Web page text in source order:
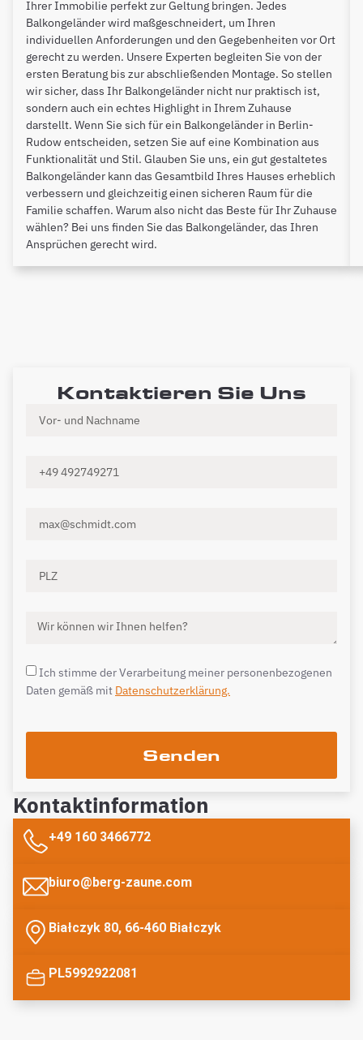
Ihrer Immobilie perfekt zur Geltung bringen. Jedes
Balkongeländer wird maßgeschneidert, um Ihren
individuellen Anforderungen und den Gegebenheiten vor Ort
gerecht zu werden. Unsere Experten begleiten Sie von der
ersten Beratung bis zur abschließenden Montage. So stellen
wir sicher, dass Ihr Balkongeländer nicht nur praktisch ist,
sondern auch ein echtes Highlight in Ihrem Zuhause
darstellt. Wenn Sie sich für ein Balkongeländer in Berlin-
Rudow entscheiden, setzen Sie auf eine Kombination aus
Funktionalität und Stil. Glauben Sie uns, ein gut gestaltetes
Balkongeländer kann das Gesamtbild Ihres Hauses erheblich
verbessern und gleichzeitig einen sicheren Raum für die
Familie schaffen. Warum also nicht das Beste für Ihr Zuhause
wählen? Bei uns finden Sie das Balkongeländer, das Ihren
Ansprüchen gerecht wird.
Kontaktieren Sie Uns
Ich stimme der Verarbeitung meiner personenbezogenen
Daten gemäß mit Datenschutzerklärung.
Senden
Kontaktinformation
+49 160 3466772
biuro@berg-zaune.com
Białczyk 80, 66-460 Białczyk
PL5992922081